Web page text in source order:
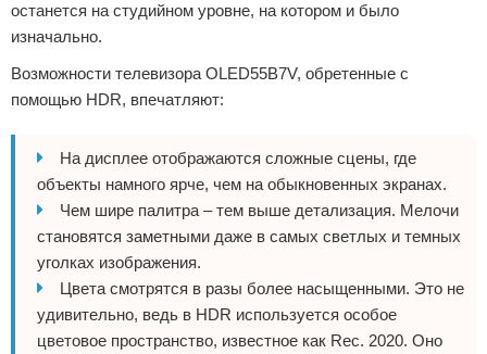
останется на студийном уровне, на котором и было
изначально.
Возможности телевизора OLED55B7V, обретенные с
помощью HDR, впечатляют:
На дисплее отображаются сложные сцены, где
объекты намного ярче, чем на обыкновенных экранах.
Чем шире палитра – тем выше детализация. Мелочи
становятся заметными даже в самых светлых и темных
уголках изображения.
Цвета смотрятся в разы более насыщенными. Это не
удивительно, ведь в HDR используется особое
цветовое пространство, известное как Rec. 2020. Оно